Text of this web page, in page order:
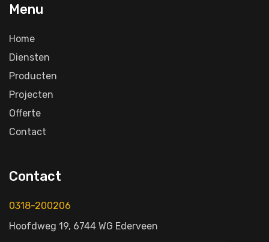
Menu
Home
Diensten
Producten
Projecten
Offerte
Contact
Contact
0318-200206
Hoofdweg 19, 6744 WG Ederveen